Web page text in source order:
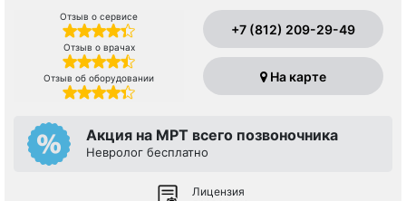
Отзыв о сервисе
Отзыв о врачах
Отзыв об оборудовании
+7 (812) 209-29-49
На карте
Акция на МРТ всего позвоночника
Невролог бесплатно
Лицензия